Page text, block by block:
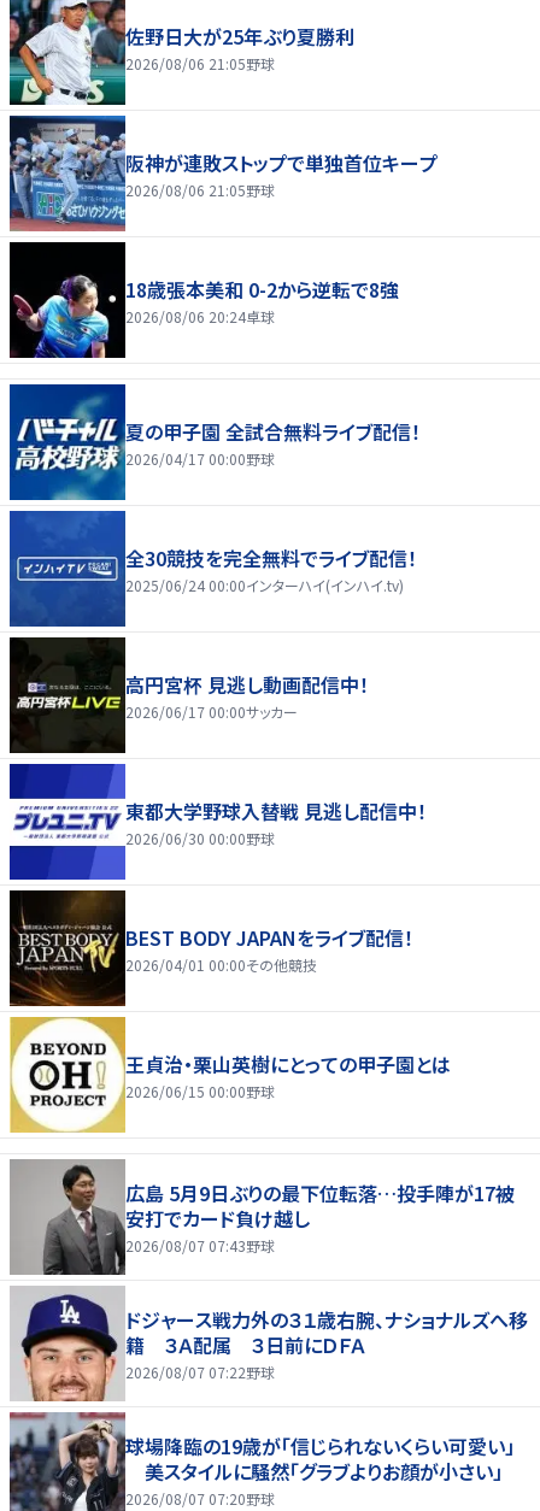
佐野日大が25年ぶり夏勝利
2026/08/06 21:05野球
阪神が連敗ストップで単独首位キープ
2026/08/06 21:05野球
18歳張本美和 0-2から逆転で8強
2026/08/06 20:24卓球
夏の甲子園 全試合無料ライブ配信！
2026/04/17 00:00野球
全30競技を完全無料でライブ配信！
2025/06/24 00:00インターハイ(インハイ.tv)
高円宮杯 見逃し動画配信中！
2026/06/17 00:00サッカー
東都大学野球入替戦 見逃し配信中！
2026/06/30 00:00野球
BEST BODY JAPANをライブ配信！
2026/04/01 00:00その他競技
王貞治・栗山英樹にとっての甲子園とは
2026/06/15 00:00野球
広島 5月9日ぶりの最下位転落…投手陣が17被
安打でカード負け越し
2026/08/07 07:43野球
ドジャース戦力外の３１歳右腕、ナショナルズへ移
籍 ３Ａ配属 ３日前にＤＦＡ
2026/08/07 07:22野球
球場降臨の19歳が「信じられないくらい可愛い」
美スタイルに騒然「グラブよりお顔が小さい」
2026/08/07 07:20野球